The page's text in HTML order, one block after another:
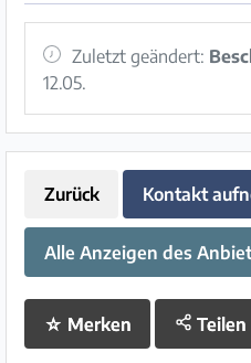
Zuletzt geändert:
12.05.
Zurück Kontakt
Alle Anzeigen des
☆ Merken Teilen